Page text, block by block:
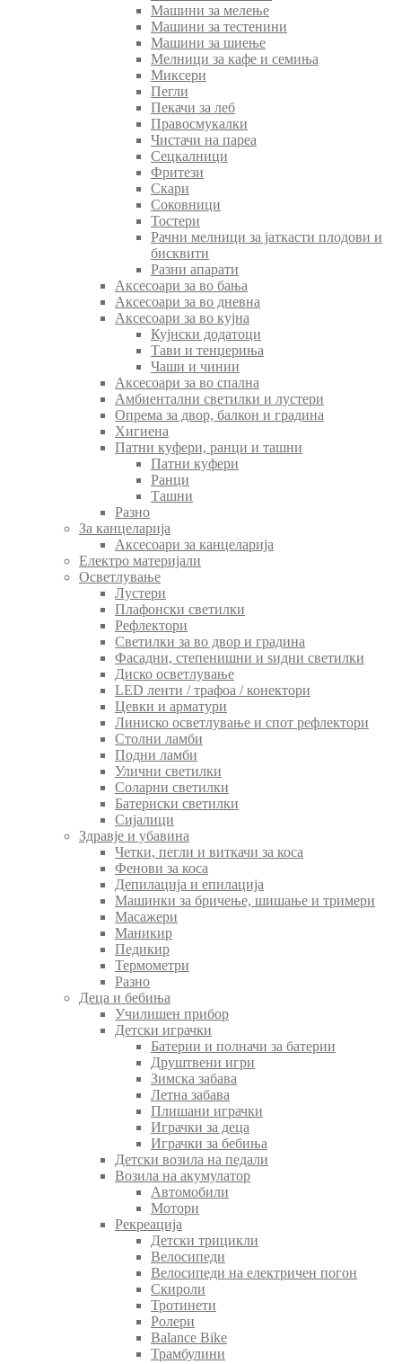
Машини за мелење
Машини за тестенини
Машини за шиење
Мелници за кафе и семиња
Миксери
Пегли
Пекачи за леб
Правосмукалки
Чистачи на пареа
Сецкалници
Фритези
Скари
Соковници
Тостери
Рачни мелници за јаткасти плодови и
бисквити
Разни апарати
Аксесоари за во бања
Аксесоари за во дневна
Аксесоари за во кујна
Кујнски додатоци
Тави и тенџериња
Чаши и чинии
Аксесоари за во спална
Амбиентални светилки и лустери
Опрема за двор, балкон и градина
Хигиена
Патни куфери, ранци и ташни
Патни куфери
Ранци
Ташни
Разно
За канцеларија
Аксесоари за канцеларија
Електро материјали
Осветлување
Лустери
Плафонски светилки
Рефлектори
Светилки за во двор и градина
Фасадни, степенишни и ѕидни светилки
Диско осветлување
LED ленти / трафоа / конектори
Цевки и арматури
Линиско осветлување и спот рефлектори
Столни ламби
Подни ламби
Улични светилки
Соларни светилки
Батериски светилки
Сијалици
Здравје и убавина
Четки, пегли и виткачи за коса
Фенови за коса
Депилација и епилација
Машинки за бричење, шишање и тримери
Масажери
Маникир
Педикир
Термометри
Разно
Деца и бебиња
Училишен прибор
Детски играчки
Батерии и полначи за батерии
Друштвени игри
Зимска забава
Летна забава
Плишани играчки
Играчки за деца
Играчки за бебиња
Детски возила на педали
Возила на акумулатор
Автомобили
Мотори
Рекреација
Детски трицикли
Велосипеди
Велосипеди на електричен погон
Скироли
Тротинети
Ролери
Balance Bike
Трамбулини